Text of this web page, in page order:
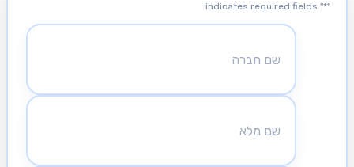
"
*
" indicates required fields